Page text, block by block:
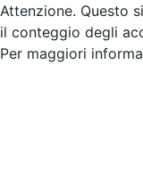
Attenzione. Questo
il conteggio degli
Per maggiori